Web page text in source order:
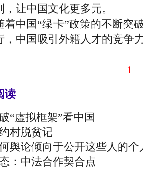
，让中国文化更多元。
国“绿卡”政策的不断突破
，中国吸引外籍人才的竞争
1
读
“虚拟框架”看中国
村脱贫记
舆论倾向于公开这些人的个
：中法合作契合点